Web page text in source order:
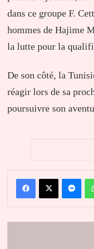
dans ce groupe F.
hommes de Hajime
la lutte pour la
De son côté, la
réagir lors de sa
poursuivre son
FacebookX